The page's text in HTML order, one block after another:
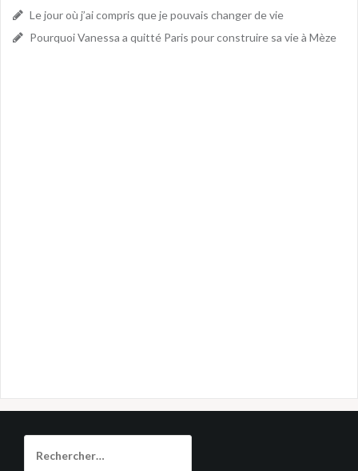
Le jour où j’ai compris que je pouvais changer de vie
Pourquoi Vanessa a quitté Paris pour construire sa vie à Mèze